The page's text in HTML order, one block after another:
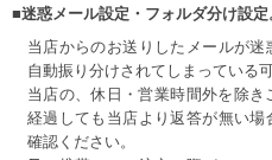
■迷惑メール設定・フォルダ分け設定
当店からのお送りしたメールが
自動振り分けされてしまっている
当店の、休日・営業時間外を除
経過しても当店より返答が無い
確認ください。